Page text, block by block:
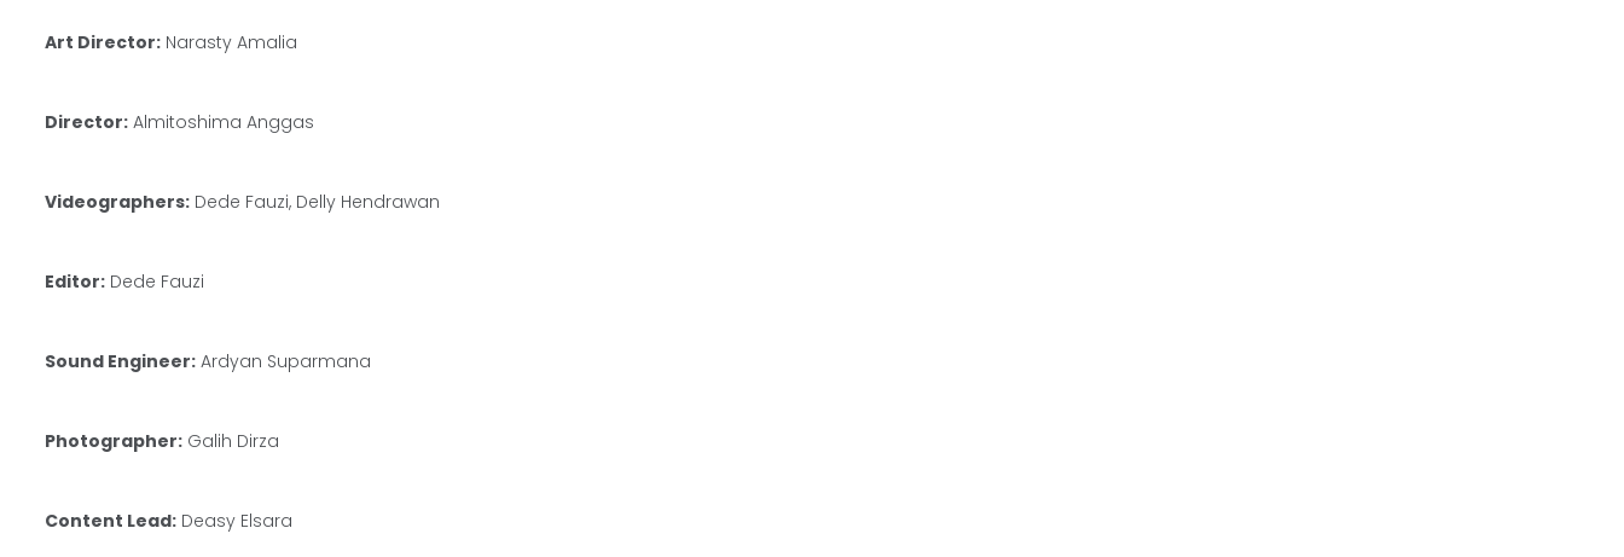
Art Director: Narasty Amalia
Director: Almitoshima Anggas
Videographers: Dede Fauzi, Delly Hendrawan
Editor: Dede Fauzi
Sound Engineer: Ardyan Suparmana
Photographer: Galih Dirza
Content Lead: Deasy Elsara